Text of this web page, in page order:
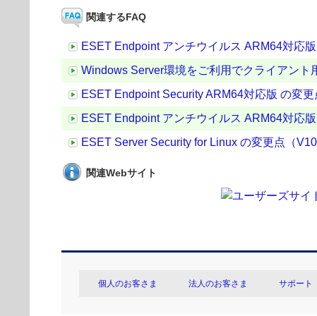
関連するFAQ
ESET Endpoint アンチウイルス ARM64対応
Windows Server環境をご利用でクライアン
ESET Endpoint Security ARM64対応版 の変
ESET Endpoint アンチウイルス ARM64対応
ESET Server Security for Linux の変更点（
関連Webサイト
個人のお客さま 法人のお客さま サポート